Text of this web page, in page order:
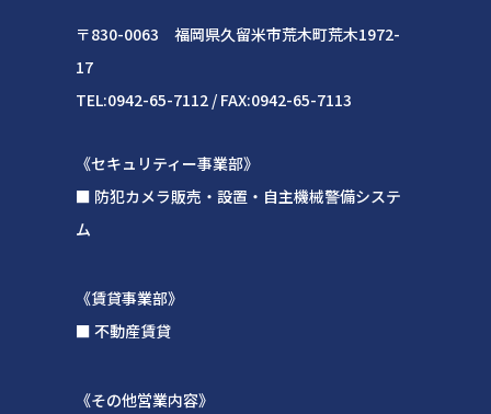
〒830-0063 福岡県久留米市荒木町荒木1972-
17
TEL:0942-65-7112 / FAX:0942-65-7113
《セキュリティー事業部》
■ 防犯カメラ販売・設置・自主機械警備システ
ム
《賃貸事業部》
■ 不動産賃貸
《その他営業内容》